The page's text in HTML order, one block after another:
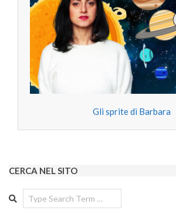
Gli sprite di Barbara
CERCA NEL SITO
Search